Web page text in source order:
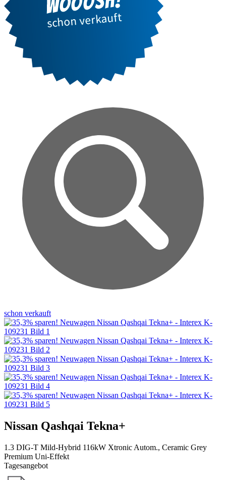
schon verkauft
Nissan Qashqai Tekna+
1.3 DIG-T Mild-Hybrid 116kW Xtronic Autom., Ceramic Grey
Premium Uni-Effekt
Tagesangebot